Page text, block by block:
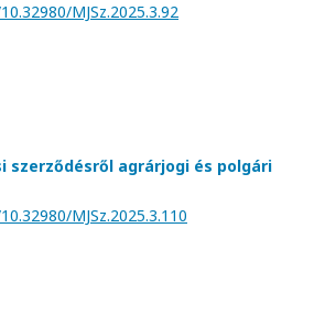
MJSz.2025.3.92
szerződésről agrárjogi és polgári
MJSz.2025.3.110